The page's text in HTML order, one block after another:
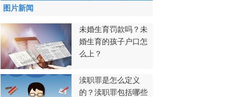
图片新闻
未婚生育罚款吗？未
婚生育的孩子户口怎
么上？
渎职罪是怎么定义
的？渎职罪包括哪些